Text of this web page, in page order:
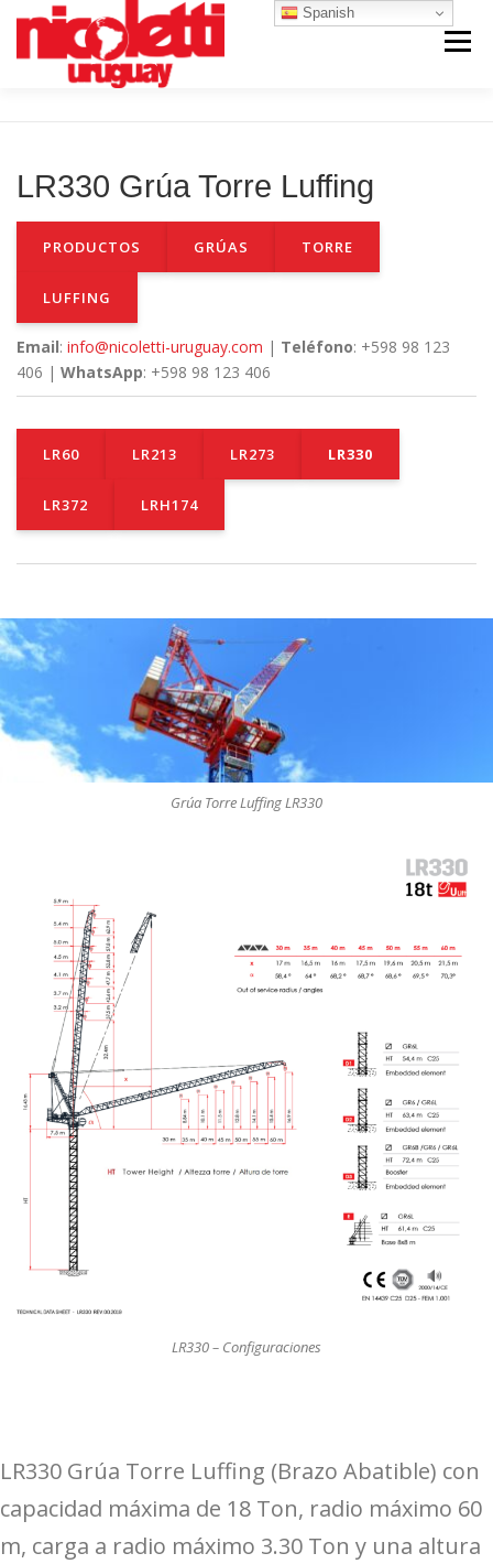
contenido
Menú
CONTACTO
LR330 Grúa Torre Luffing
PRODUCTOS GRÚAS TORRE
LUFFING
Email: info@nicoletti-uruguay.com | Teléfono: +598 98 123
406 | WhatsApp: +598 98 123 406
LR60 LR213 LR273 LR330
LR372 LRH174
Grúa Torre Luffing LR330
LR330 – Configuraciones
LR330 Grúa Torre Luffing (Brazo Abatible) con
capacidad máxima de 18 Ton, radio máximo 60
m, carga a radio máximo 3.30 Ton y una altura
Spanish